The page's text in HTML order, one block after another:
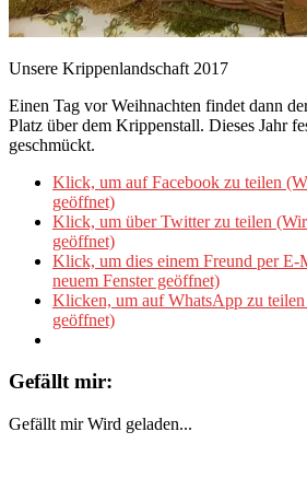
Unsere Krippenlandschaft 2017
Einen Tag vor Weihnachten findet dann
Platz über dem Krippenstall. Dieses Jahr
geschmückt.
Klick, um auf Facebook zu teilen
geöffnet)
Klick, um über Twitter zu teilen
geöffnet)
Klick, um dies einem Freund per E-
neuem Fenster geöffnet)
Klicken, um auf WhatsApp zu
geöffnet)
Gefällt mir:
Gefällt mir Wird geladen...